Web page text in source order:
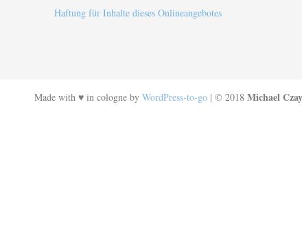
Haftung für Inhalte dieses Onlineangebotes
Made with ♥ in cologne byWordPress-to-go | © 2018Michael